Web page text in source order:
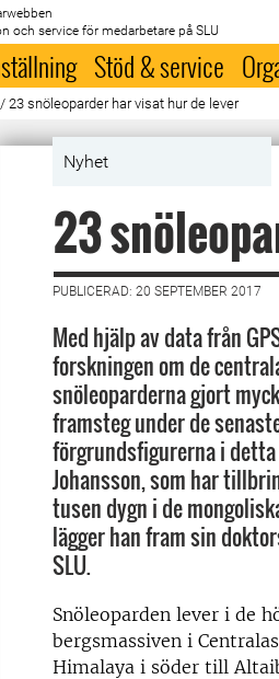
och service för medarbetare på SLU
Stöd & service
/ 23 snöleoparder har visat hur de lever
Nyhet
23
PUBLICERAD: 20 SEPTEMBER 2017
Med hjälp av data från
forskningen om de
snöleoparderna gjort
framsteg under de
förgrundsfigurerna i
Johansson, som har
tusen dygn i de
lägger han fram sin
SLU.
Snöleoparden lever i de
bergsmassiven i
Himalaya i söder till